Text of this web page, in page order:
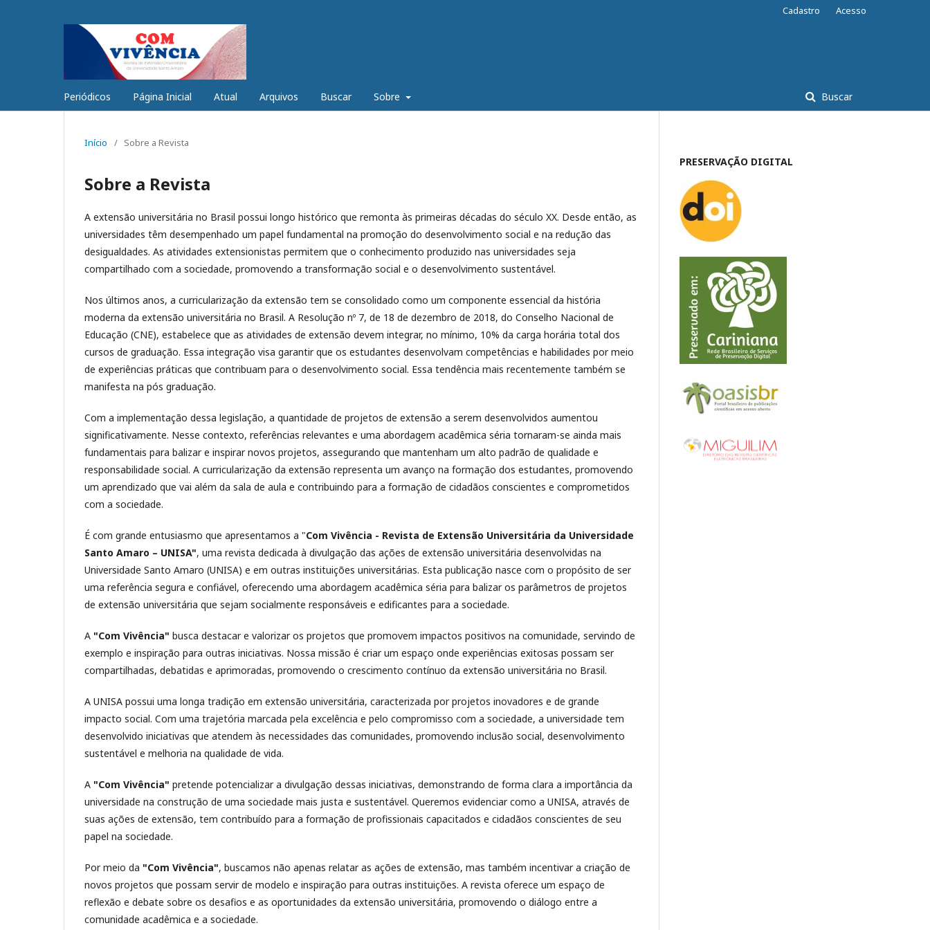
Periódicos Página Inicial Atual Arquivos Buscar Sobre Buscar
Cadastro Acesso
Início / Sobre a Revista
Sobre a Revista
A extensão universitária no Brasil possui longo histórico que remonta às primeiras décadas do século XX. Desde então, as
universidades têm desempenhado um papel fundamental na promoção do desenvolvimento social e na redução das
desigualdades. As atividades extensionistas permitem que o conhecimento produzido nas universidades seja
compartilhado com a sociedade, promovendo a transformação social e o desenvolvimento sustentável.
Nos últimos anos, a curricularização da extensão tem se consolidado como um componente essencial da história
moderna da extensão universitária no Brasil. A Resolução nº 7, de 18 de dezembro de 2018, do Conselho Nacional de
Educação (CNE), estabelece que as atividades de extensão devem integrar, no mínimo, 10% da carga horária total dos
cursos de graduação. Essa integração visa garantir que os estudantes desenvolvam competências e habilidades por meio
de experiências práticas que contribuam para o desenvolvimento social. Essa tendência mais recentemente também se
manifesta na pós graduação.
Com a implementação dessa legislação, a quantidade de projetos de extensão a serem desenvolvidos aumentou
significativamente. Nesse contexto, referências relevantes e uma abordagem acadêmica séria tornaram-se ainda mais
fundamentais para balizar e inspirar novos projetos, assegurando que mantenham um alto padrão de qualidade e
responsabilidade social. A curricularização da extensão representa um avanço na formação dos estudantes, promovendo
um aprendizado que vai além da sala de aula e contribuindo para a formação de cidadãos conscientes e comprometidos
com a sociedade.
É com grande entusiasmo que apresentamos a "Com Vivência - Revista de Extensão Universitária da Universidade
Santo Amaro – UNISA", uma revista dedicada à divulgação das ações de extensão universitária desenvolvidas na
Universidade Santo Amaro (UNISA) e em outras instituições universitárias. Esta publicação nasce com o propósito de ser
uma referência segura e confiável, oferecendo uma abordagem acadêmica séria para balizar os parâmetros de projetos
de extensão universitária que sejam socialmente responsáveis e edificantes para a sociedade.
A "Com Vivência" busca destacar e valorizar os projetos que promovem impactos positivos na comunidade, servindo de
exemplo e inspiração para outras iniciativas. Nossa missão é criar um espaço onde experiências exitosas possam ser
compartilhadas, debatidas e aprimoradas, promovendo o crescimento contínuo da extensão universitária no Brasil.
A UNISA possui uma longa tradição em extensão universitária, caracterizada por projetos inovadores e de grande
impacto social. Com uma trajetória marcada pela excelência e pelo compromisso com a sociedade, a universidade tem
desenvolvido iniciativas que atendem às necessidades das comunidades, promovendo inclusão social, desenvolvimento
sustentável e melhoria na qualidade de vida.
A "Com Vivência" pretende potencializar a divulgação dessas iniciativas, demonstrando de forma clara a importância da
universidade na construção de uma sociedade mais justa e sustentável. Queremos evidenciar como a UNISA, através de
suas ações de extensão, tem contribuído para a formação de profissionais capacitados e cidadãos conscientes de seu
papel na sociedade.
Por meio da "Com Vivência", buscamos não apenas relatar as ações de extensão, mas também incentivar a criação de
novos projetos que possam servir de modelo e inspiração para outras instituições. A revista oferece um espaço de
reflexão e debate sobre os desafios e as oportunidades da extensão universitária, promovendo o diálogo entre a
comunidade acadêmica e a sociedade.
PRESERVAÇÃO DIGITAL